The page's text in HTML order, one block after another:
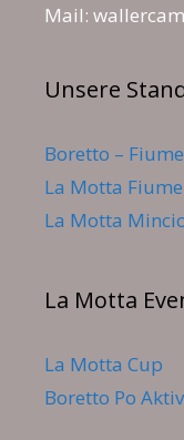
Mail:
Unsere
Boretto –
La Motta
La Motta
La Motta
La Motta Cup
Boretto Po